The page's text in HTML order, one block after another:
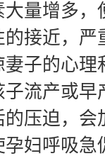
量增多
接近，
子的心
流产或
压迫，
妇呼吸